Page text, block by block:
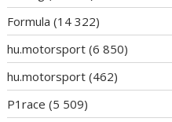
Formula (14 322)
hu.motorsport (6 850)
hu.motorsport (462)
P1race (5 509)